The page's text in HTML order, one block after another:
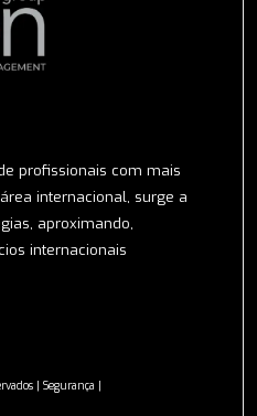
profissionais com mais
internacional, surge a
aproximando,
internacionais
| Segurança |